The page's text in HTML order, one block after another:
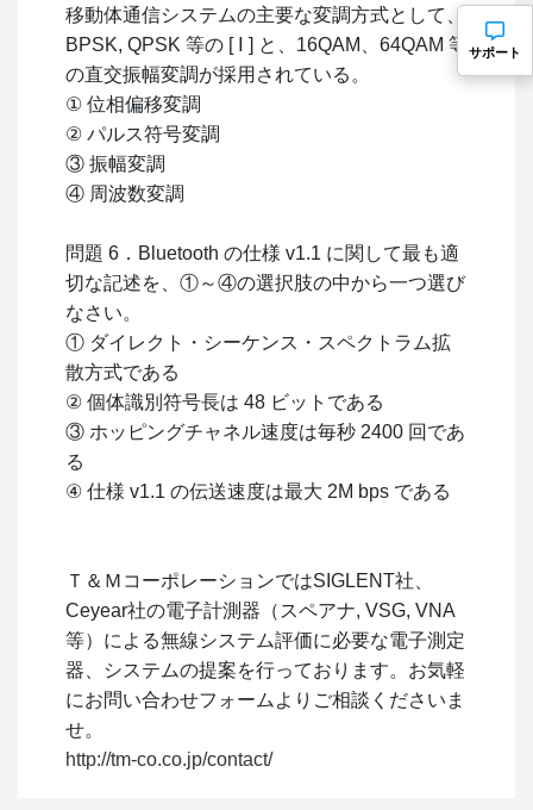
移動体通信システムの主要な変調方式として、
BPSK, QPSK 等の [ Ⅰ ] と、16QAM、64QAM 等
の直交振幅変調が採用されている。
① 位相偏移変調
② パルス符号変調
③ 振幅変調
④ 周波数変調
問題 6．Bluetooth の仕様 v1.1 に関して最も適
切な記述を、①～④の選択肢の中から一つ選び
なさい。
① ダイレクト・シーケンス・スペクトラム拡
散方式である
② 個体識別符号⾧は 48 ビットである
③ ホッピングチャネル速度は毎秒 2400 回であ
る
④ 仕様 v1.1 の伝送速度は最大 2M bps である
Ｔ＆ＭコーポレーションではSIGLENT社、
Ceyear社の電子計測器（スペアナ, VSG, VNA
等）による無線システム評価に必要な電子測定
器、システムの提案を行っております。お気軽
にお問い合わせフォームよりご相談くださいま
せ。
http://tm-co.co.jp/contact/
サポート